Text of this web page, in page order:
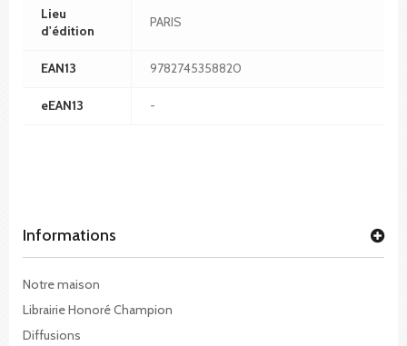
Lieu
d'édition
PARIS
EAN13 9782745358820
eEAN13 -
Informations
Notre maison
Librairie Honoré Champion
Diffusions